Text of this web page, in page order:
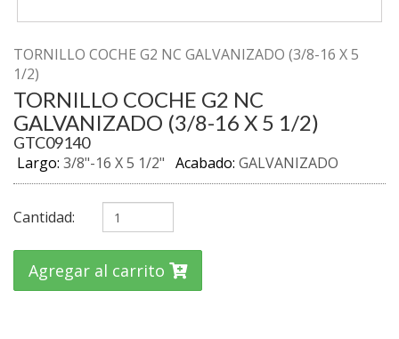
TORNILLO COCHE G2 NC GALVANIZADO (3/8-16 X 5
1/2)
TORNILLO COCHE G2 NC
GALVANIZADO (3/8-16 X 5 1/2)
GTC09140
Largo: 3/8"-16 X 5 1/2" Acabado: GALVANIZADO
Cantidad:
Agregar al carrito